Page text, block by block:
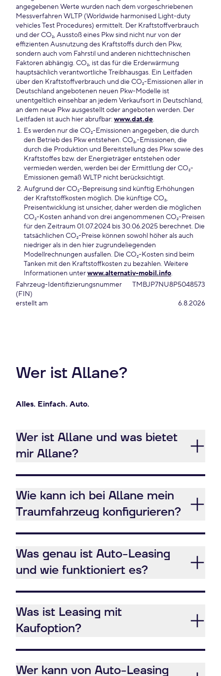
angegebenen Werte wurden nach dem vorgeschriebenen
Messverfahren WLTP (Worldwide harmonised Light-duty
vehicles Test Procedures) ermittelt. Der Kraftstoffverbrauch
und der CO₂, Ausstoß eines Pkw sind nicht nur von der
effizienten Ausnutzung des Kraftstoffs durch den Pkw,
sondern auch vom Fahrstil und anderen nichttechnischen
Faktoren abhängig. CO₂, ist das für die Erderwärmung
hauptsächlich verantwortliche Treibhausgas. Ein Leitfaden
über den Kraftstoffverbrauch und die CO₂-Emissionen aller in
Deutschland angebotenen neuen Pkw-Modelle ist
unentgeltlich einsehbar an jedem Verkaufsort in Deutschland,
an dem neue Pkw ausgestellt oder angeboten werden. Der
Leitfaden ist auch hier abrufbar: www.dat.de.
Es werden nur die CO₂-Emissionen angegeben, die durch
den Betrieb des Pkw entstehen. CO₂,-Emissionen, die
durch die Produktion und Bereitstellung des Pkw sowie des
Kraftstoffes bzw. der Energieträger entstehen oder
vermieden werden, werden bei der Ermittlung der CO₂-
Emissionen gemäß WLTP nicht berücksichtigt.
Aufgrund der CO₂-Bepreisung sind künftig Erhöhungen
der Kraftstoffkosten möglich. Die künftige CO₂,
Preisentwicklung ist unsicher, daher werden die möglichen
CO₂-Kosten anhand von drei angenommenen CO₂-Preisen
für den Zeitraum 01.07.2024 bis 30.06.2025 berechnet. Die
tatsächlichen CO₂-Preise können sowohl höher als auch
niedriger als in den hier zugrundeliegenden
Modellrechnungen ausfallen. Die CO₂-Kosten sind beim
Tanken mit den Kraftstoffkosten zu bezahlen. Weitere
Informationen unterwww.alternativ-mobil.info.
Fahrzeug-Identifizierungsnummer
(FIN)
TMBJP7NU8P5048573
erstellt am 6.8.2026
Wer ist Allane?
Alles. Einfach. Auto.
Wer ist Allane und was bietet
mir Allane?
Wie kann ich bei Allane mein
Traumfahrzeug konfigurieren?
Was genau ist Auto-Leasing
und wie funktioniert es?
Was ist Leasing mit
Kaufoption?
Wer kann von Auto-Leasing